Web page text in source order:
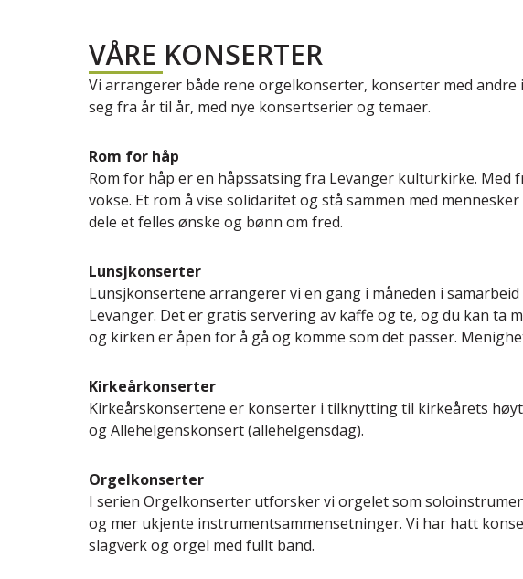
VÅRE KONSERTER
Vi arrangerer både rene orgelkonserter, konserter med
seg fra år til år, med nye konsertserier og temaer.
Rom for håp
Rom for håp er en håpssatsing fra Levanger kulturkirke. Med
vokse. Et rom å vise solidaritet og stå sammen med
dele et felles ønske og bønn om fred.
Lunsjkonserter
Lunsjkonsertene arrangerer vi en gang i måneden i
Levanger. Det er gratis servering av kaffe og te, og du kan ta
og kirken er åpen for å gå og komme som det passer.
Kirkeårkonserter
Kirkeårskonsertene er konserter i tilknytting til kirkeårets
og Allehelgenskonsert (allehelgensdag).
Orgelkonserter
I serien Orgelkonserter utforsker vi orgelet som
og mer ukjente instrumentsammensetninger. Vi har hatt
slagverk og orgel med fullt band.